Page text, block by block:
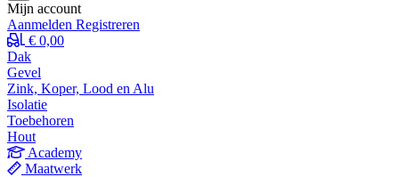
Mijn account
Aanmelden Registreren
€ 0,00
Dak
Gevel
Zink, Koper, Lood en Alu
Isolatie
Toebehoren
Hout
Academy
Maatwerk